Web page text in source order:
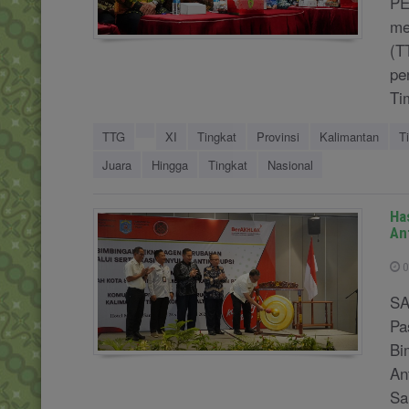
TTG XI Tingkat Provinsi Kalimantan
Juara
Hingga Tingkat Nasional